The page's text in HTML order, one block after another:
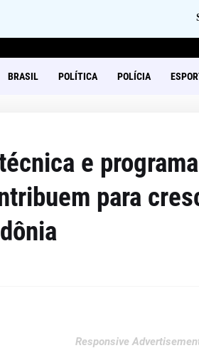
BRASIL POLÍTICA POLÍCIA
e
para
Responsive